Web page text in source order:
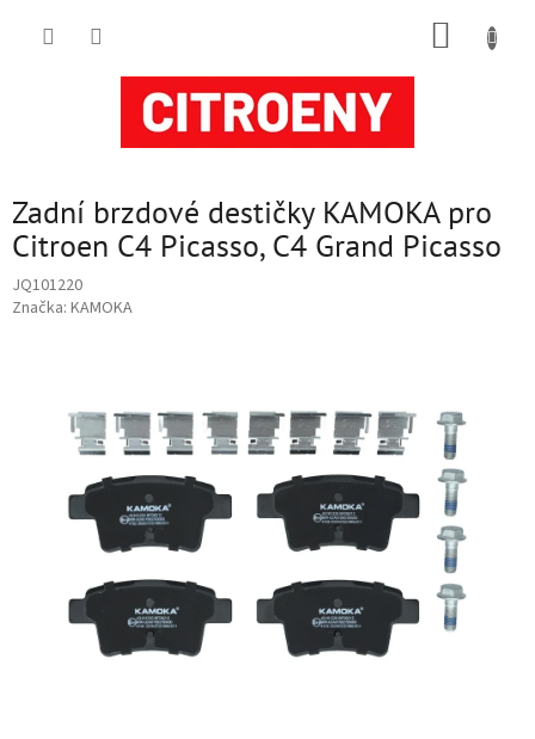
Zadní brzdové destičky KAMOKA pro
Citroen C4 Picasso, C4 Grand Picasso
JQ101220
Značka: KAMOKA